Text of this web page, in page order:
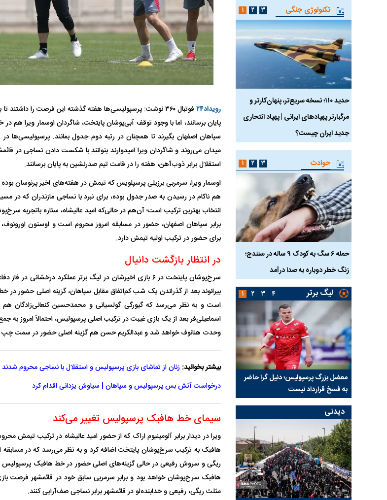
رویداد۲۴
فوتبال ۳۶۰ نوشت: پرسپولیسی‌ها هفته گذشته این فرصت را داشتند
پایان برسانند، اما با وجود توقف آبی‌پوشان پایتخت، شاگردان اوسمار ویرا هم
سپاهان اصفهان بگیرند تا همچنان در رتبه دوم جدول بمانند.
میدان می‌روند و شاگردان ویرا امیدوارند بتوانند با شکست دادن نساجی در
استقلال برابر ذوب‌آهن، هفته را در قامت تیم صدرنشین به پایان برسانند.
اوسمار ویرا، سرمربی برزیلی پرسپلویس که تیمش در هفته‌های اخیر پرنوسان
هم ناکام در رسیدن به صدر جدول بوده، برای نبرد با نساجی مازندران که در
انتخاب بهترین ترکیب است؛ آن‌هم در حالی‌که امید عالیشاه، ستاره باتجربه
برابر سپاهان اصفهان، حضور در مسابقه امروز محروم است و اوستون
برای حضور در ترکیب اولیه تیمش دارد.
در انتظار بازگشت دانیال
سرخ‌پوشان پایتخت در ۶ بازی اخیرشان در لیگ برتر عملکرد
بیرانوند بعد از گذراندن یک شب کم‌اتفاق مقابل سپاهان، گزینه اصلی حضور در
است و به نظر می‌رسد که گیورگی گولسیانی و محمدحسین کنعانی‌زادگان
وحدت هنانوف خواهد شد و عبدالکریم حسن هم گزینه اصلی حضور در سمت
بیشتر بخوانید: زنان از تماشای بازی پرسپولیس و استقلال با نساجی محروم شدند
درخواست آتش بس پرسپولیس و سپاهان | سیاوش یزدانی اقدام کرد
سیمای خط هافبک پرسپولیس تغییر می‌کند
ویرا در دیدار برابر آلومینیوم اراک که از حضور امید عالیشاه در ترکیب
هافبک به ترکیب سرخ‌پوشان پایتخت اضافه کرد و به نظر می‌رسد که در
ریگی و سروش رفیعی در حالی گزینه‌های اصلی حضور در خط هافبک پرسپولیس
هافبک سرخ‌پوشان خواهد بود و برابر سرمربی سابق خود در قائمشهر فرصت
مثلث ریگی، رفیعی و خدابنده‌لو در قائمشهر برابر نساجی صف‌آرایی کنند.
تکنولوژی جنگی
حدید ۱۱۰؛ نسخه سریع‌تر، پنهان‌کارتر و
مرگبارتر پهپادهای ایرانی | پهپاد انتحاری
جدید ایران چیست؟
چیست؟
۱ ۲ ۳
حوادث
حمله ۶ سگ به کودک ۹ ساله در سنندج؛
زنگ خطر دوباره به صدا درآمد
واژگونی مرگبار سمند در اصفهان | ۴ نفر
توسط حیوانات خورده شد
۱ ۲ ۳
لیگ برتر
معضل بزرگ پرسپولیس؛ دنیل گرا حاضر
به فسخ قرارداد نیست
مشخص شد
استقلال
۱ ۲ ۳ ۴
دیدنی